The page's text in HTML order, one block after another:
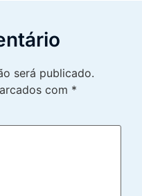
será publicado.
com *